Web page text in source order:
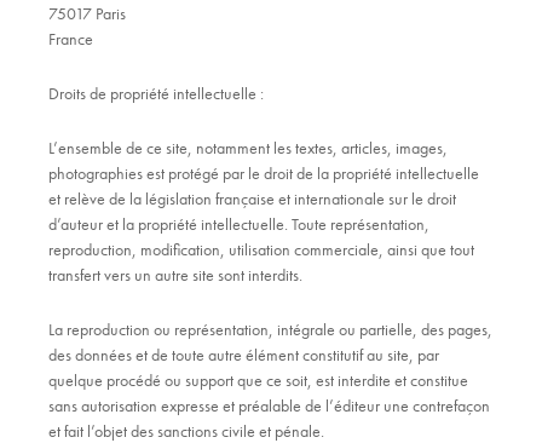
75017 Paris
France
Droits de propriété intellectuelle :
L’ensemble de ce site, notamment les textes, articles, images,
photographies est protégé par le droit de la propriété intellectuelle
et relève de la législation française et internationale sur le droit
d’auteur et la propriété intellectuelle. Toute représentation,
reproduction, modification, utilisation commerciale, ainsi que tout
transfert vers un autre site sont interdits.
La reproduction ou représentation, intégrale ou partielle, des pages,
des données et de toute autre élément constitutif au site, par
quelque procédé ou support que ce soit, est interdite et constitue
sans autorisation expresse et préalable de l’éditeur une contrefaçon
et fait l’objet des sanctions civile et pénale.